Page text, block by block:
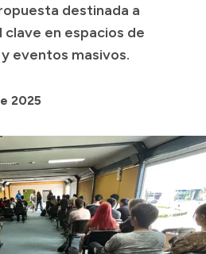
destinada a
en espacios de
eventos masivos.
2025